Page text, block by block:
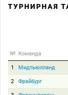
ТУРНИРНАЯ
№ Команда
1 Мидтьюлланд
2 Фрайбург